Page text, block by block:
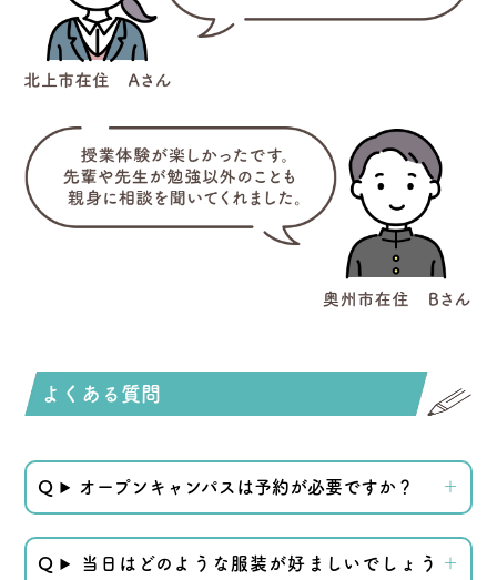
よくある質問
オープンキャンパスは予約が必要ですか？
当日はどのような服装が好ましいでしょう